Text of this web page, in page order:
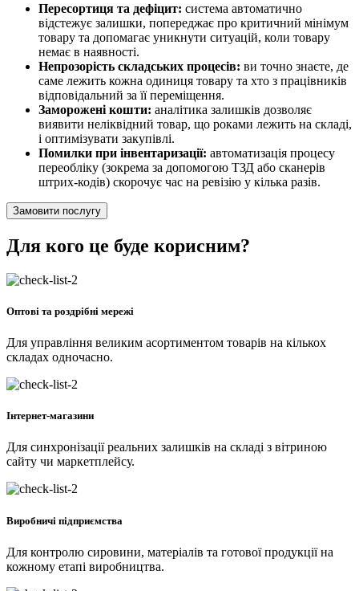
Пересортиця та дефіцит: система автоматично
відстежує залишки, попереджає про критичний мінімум
товару та допомагає уникнути ситуацій, коли товару
немає в наявності.
Непрозорість складських процесів: ви точно знаєте, де
саме лежить кожна одиниця товару та хто з працівників
відповідальний за її переміщення.
Заморожені кошти: аналітика залишків дозволяє
виявити неліквідний товар, що роками лежить на складі,
і оптимізувати закупівлі.
Помилки при інвентаризації: автоматизація процесу
переобліку (зокрема за допомогою ТЗД або сканерів
штрих-кодів) скорочує час на ревізію у кілька разів.
Замовити послугу
Для кого це буде корисним?
Оптові та роздрібні мережі
Для управління великим асортиментом товарів на кількох
складах одночасно.
Інтернет-магазини
Для синхронізації реальних залишків на складі з вітриною
сайту чи маркетплейсу.
Виробничі підприємства
Для контролю сировини, матеріалів та готової продукції на
кожному етапі виробництва.